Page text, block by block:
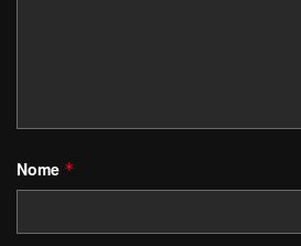
Nome *